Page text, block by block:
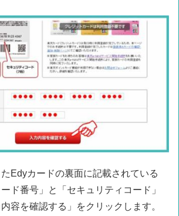
Edyカードの裏面に記載されている
ド番号」と「セキュリティコード」
容を確認する」をクリックします。